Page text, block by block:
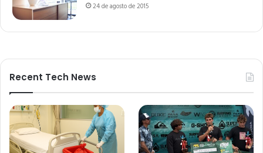
24 de agosto de 2015
Recent Tech News